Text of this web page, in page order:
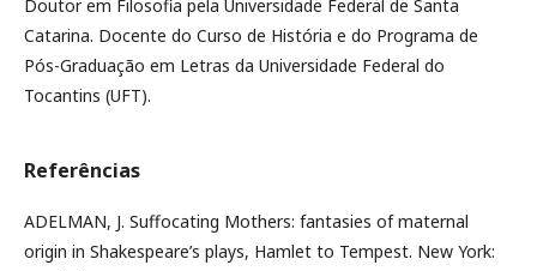
Doutor em Filosofia pela Universidade Federal de Santa
Catarina. Docente do Curso de História e do Programa de
Pós-Graduação em Letras da Universidade Federal do
Tocantins (UFT).
Referências
ADELMAN, J. Suffocating Mothers: fantasies of maternal
origin in Shakespeare’s plays, Hamlet to Tempest. New York: